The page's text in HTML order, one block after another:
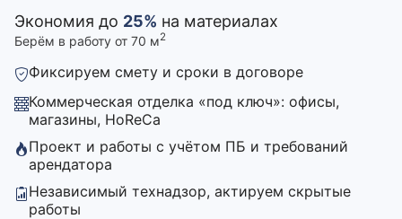
Экономия до 25% на материалах
Берём в работу от 70 м2
Фиксируем смету и сроки в договоре
Коммерческая отделка «под ключ»: офисы,
магазины, HoReCa
Проект и работы с учётом ПБ и требований
арендатора
Независимый технадзор, актируем скрытые
работы